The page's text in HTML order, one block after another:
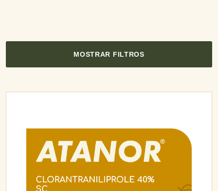
MOSTRAR FILTROS